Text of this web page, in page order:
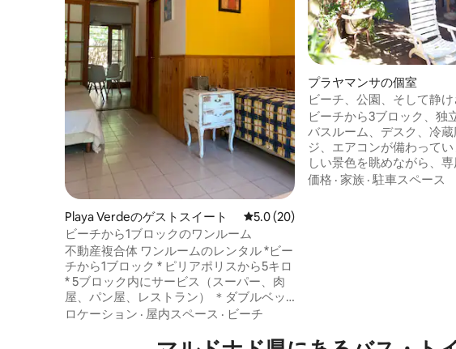
Playa Verdeのゲストスイート レビュー20件、5つ星中5.0つ星の平均
5.0 (20)
ビーチから1ブロックのワンルーム
不動産複合体 ワンルームのレンタル *ビー
チから1ブロック * ピリアポリスから5キロ
* 5ブロック内にサービス（スーパー、肉
屋、パン屋、レストラン） ＊ダブルベッ
ド（ソムリエ）＋マリンベッド * バスルー
には個別のグリル *ケーブルテレビ ＊Wi-
ロケーション · 屋内スペース · ビーチ
プラヤマンサの個室
ビーチ、公園、そして静け
ビーチから3ブロック、独
バスルーム、デスク、冷
ジ、エアコンが備わって
しい景色を眺めながら、
でテーブルとベンチを備え
価格 · 家族 ·駐車スペース